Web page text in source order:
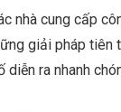
nhà cung cấp
giải pháp tiên
ra nhanh